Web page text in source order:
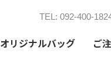
TEL: 092-400-
オリジナルバッグ ご